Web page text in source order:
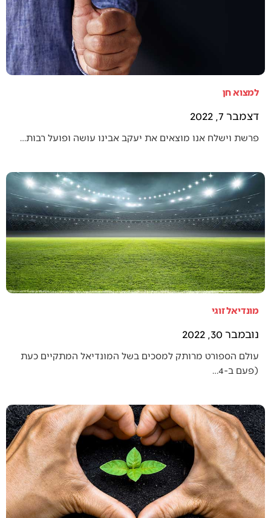
למצוא חן
דצמבר 7, 2022
פרשת וישלח אנו מוצאים את יעקב אבינו עושה ופועל רבות…
מונדיאל זוגי
נובמבר 30, 2022
עולם הספורט מרותק למסכים בשל המונדיאל המתקיים כעת
(פעם ב-4…